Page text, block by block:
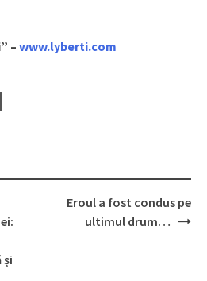
– www.lyberti.com
și
Eroul a fost condus pe
ultimul drum…